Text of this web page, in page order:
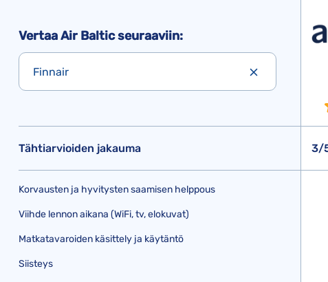
Vertaa Air Baltic seuraaviin:
Finnair
Tähtiarvioiden jakauma
Korvausten ja hyvitysten saamisen helppous
Viihde lennon aikana (WiFi, tv, elokuvat)
Matkatavaroiden käsittely ja käytäntö
Siisteys
3/